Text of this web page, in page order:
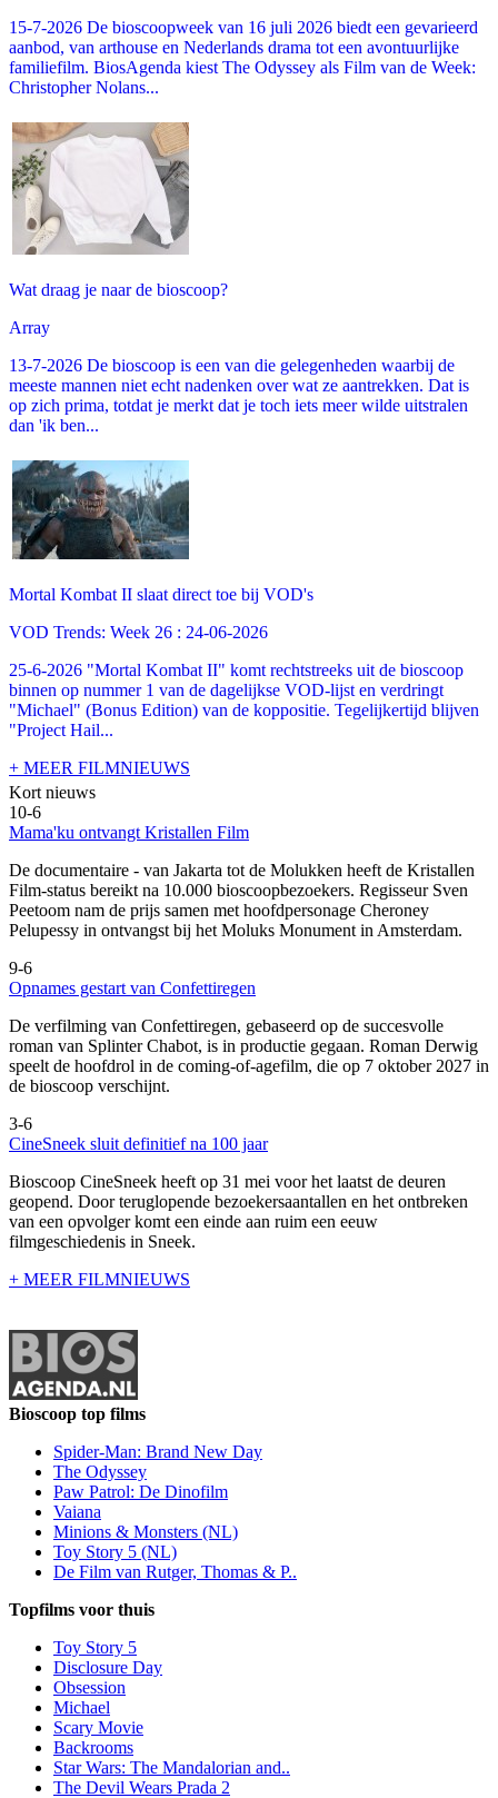
15-7-2026 De bioscoopweek van 16 juli 2026 biedt een gevarieerd
aanbod, van arthouse en Nederlands drama tot een avontuurlijke
familiefilm. BiosAgenda kiest The Odyssey als Film van de Week:
Christopher Nolans...
Wat draag je naar de bioscoop?
Array
13-7-2026 De bioscoop is een van die gelegenheden waarbij de
meeste mannen niet echt nadenken over wat ze aantrekken. Dat is
op zich prima, totdat je merkt dat je toch iets meer wilde uitstralen
dan 'ik ben...
Mortal Kombat II slaat direct toe bij VOD's
VOD Trends: Week 26 : 24-06-2026
25-6-2026 "Mortal Kombat II" komt rechtstreeks uit de bioscoop
binnen op nummer 1 van de dagelijkse VOD-lijst en verdringt
"Michael" (Bonus Edition) van de koppositie. Tegelijkertijd blijven
"Project Hail...
+ MEER FILMNIEUWS
Kort nieuws
10-6
Mama'ku ontvangt Kristallen Film
De documentaire - van Jakarta tot de Molukken heeft de Kristallen
Film-status bereikt na 10.000 bioscoopbezoekers. Regisseur Sven
Peetoom nam de prijs samen met hoofdpersonage Cheroney
Pelupessy in ontvangst bij het Moluks Monument in Amsterdam.
9-6
Opnames gestart van Confettiregen
De verfilming van Confettiregen, gebaseerd op de succesvolle
roman van Splinter Chabot, is in productie gegaan. Roman Derwig
speelt de hoofdrol in de coming-of-agefilm, die op 7 oktober 2027 in
de bioscoop verschijnt.
3-6
CineSneek sluit definitief na 100 jaar
Bioscoop CineSneek heeft op 31 mei voor het laatst de deuren
geopend. Door teruglopende bezoekersaantallen en het ontbreken
van een opvolger komt een einde aan ruim een eeuw
filmgeschiedenis in Sneek.
+ MEER FILMNIEUWS
Bioscoop top films
Spider-Man: Brand New Day
The Odyssey
Paw Patrol: De Dinofilm
Vaiana
Minions & Monsters (NL)
Toy Story 5 (NL)
De Film van Rutger, Thomas & P..
Topfilms voor thuis
Toy Story 5
Disclosure Day
Obsession
Michael
Scary Movie
Backrooms
Star Wars: The Mandalorian and..
The Devil Wears Prada 2